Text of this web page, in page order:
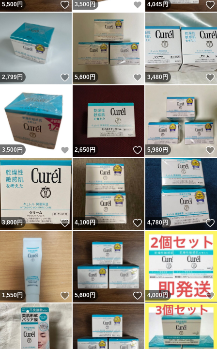
5,500円 いいね！
3,500 円 いいね！
4,045円
2,799円 いいね！
5,600円 いいね！
3,480円
3,500 円 いいね！
2,650円 いいね！
5,980円
3,800円 いいね！
4,100円 いいね！
4,780円
1,550円 いいね！
5,600円 いいね！
4,000円